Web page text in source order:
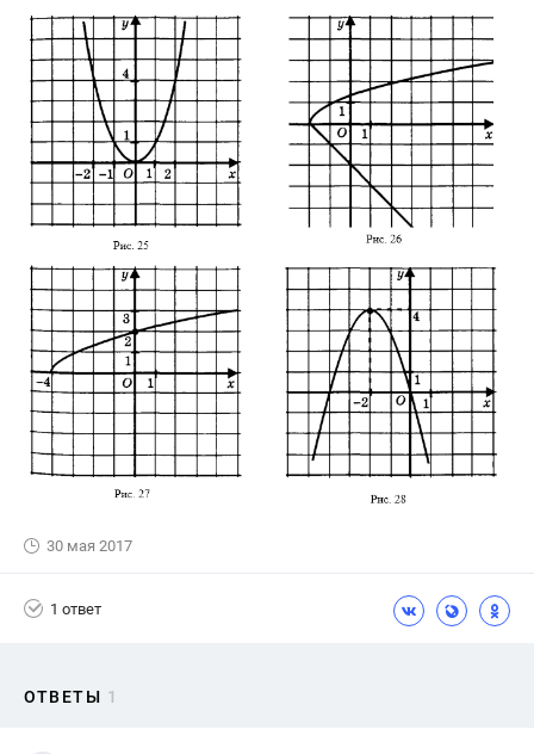
30 мая 2017
1 ответ
ОТВЕТЫ 1